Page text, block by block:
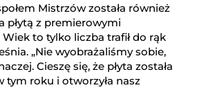
Mistrzów została również
płytą z premierowymi
to tylko liczba trafił do rąk
„Nie wyobrażaliśmy sobie,
Cieszę się, że płyta została
tym roku i otworzyła nasz